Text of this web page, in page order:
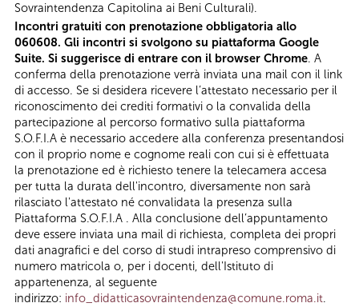
Sovraintendenza Capitolina ai Beni Culturali).
Incontri gratuiti con prenotazione obbligatoria allo
060608. Gli incontri si svolgono su piattaforma Google
Suite. Si suggerisce di entrare con il browser Chrome. A
conferma della prenotazione verrà inviata una mail con il link
di accesso. Se si desidera ricevere l’attestato necessario per il
riconoscimento dei crediti formativi o la convalida della
partecipazione al percorso formativo sulla piattaforma
S.O.F.I.A è necessario accedere alla conferenza presentandosi
con il proprio nome e cognome reali con cui si è effettuata
la prenotazione ed è richiesto tenere la telecamera accesa
per tutta la durata dell'incontro, diversamente non sarà
rilasciato l'attestato né convalidata la presenza sulla
Piattaforma S.O.F.I.A . Alla conclusione dell’appuntamento
deve essere inviata una mail di richiesta, completa dei propri
dati anagrafici e del corso di studi intrapreso comprensivo di
numero matricola o, per i docenti, dell'Istituto di
appartenenza, al seguente
indirizzo: info_didatticasovraintendenza@comune.roma.it.